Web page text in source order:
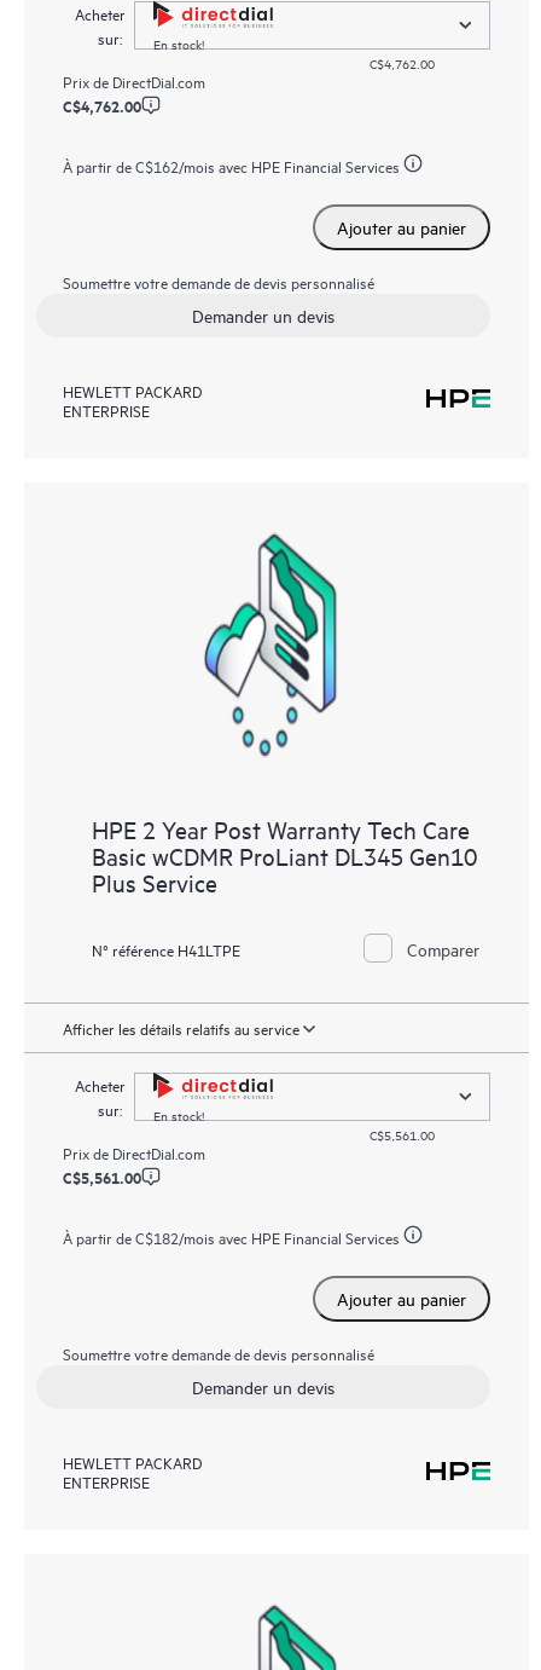
Acheter
sur:
En stock!
C$4,762.00
Prix de DirectDial.com
C$4,762.00
À partir deC$162/mois avec HPE Financial Services
Ajouter au panier
Soumettre votre demande de devis personnalisé
Demander un devis
HEWLETT PACKARD
ENTERPRISE
HPE 2 Year Post Warranty Tech Care
Basic wCDMR ProLiant DL345 Gen10
Plus Service
N° référence H41LTPE Comparer
Afficher les détails relatifs au service
Acheter
sur:
En stock!
C$5,561.00
Prix de DirectDial.com
C$5,561.00
À partir deC$182/mois avec HPE Financial Services
Ajouter au panier
Soumettre votre demande de devis personnalisé
Demander un devis
HEWLETT PACKARD
ENTERPRISE